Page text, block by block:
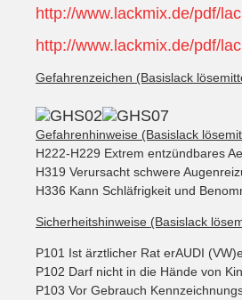
http://www.lackmix.de/pdf/
http://www.lackmix.de/pdf/
Gefahrenzeichen (Basislack
Gefahrenhinweise (Basislack
H222-H229 Extrem entzündbares
H319 Verursacht schwere
H336 Kann Schläfrigkeit und
Sicherheitshinweise (Basislack
P101 Ist ärztlicher Rat erAUDI
P102 Darf nicht in die Hände von
P103 Vor Gebrauch